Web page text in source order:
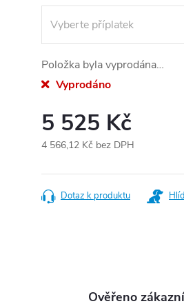
Položka byla vyprodána…
Vyprodáno
5 525 Kč
4 566,12 Kč bez DPH
cena:
Dotaz k produktu
Ověřeno